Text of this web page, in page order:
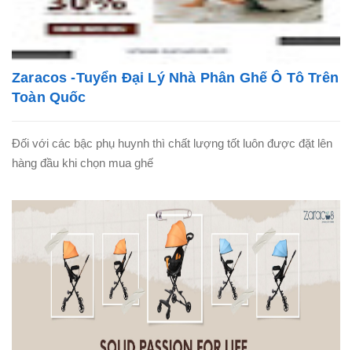
Zaracos -Tuyển Đại Lý Nhà Phân Ghế Ô Tô Trên
Toàn Quốc
Đối với các bậc phụ huynh thì chất lượng tốt luôn được đặt lên
hàng đầu khi chọn mua ghế